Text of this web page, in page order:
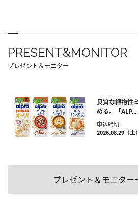
PRESENT&MONITOR
プレゼント＆モニター
良質な植物性
める。「ALP...
申込締切
2026.08.29（土
プレゼント＆モニター